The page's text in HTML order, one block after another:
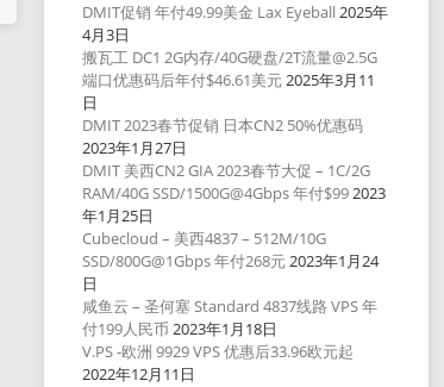
DMIT促销 年付49.99美金 Lax Eyeball 2025年
4月3日
搬瓦工 DC1 2G内存/40G硬盘/2T流量@2.5G
端口优惠码后年付$46.61美元2025年3月11
日
DMIT 2023春节促销 日本CN2 50%优惠码
2023年1月27日
DMIT 美西CN2 GIA 2023春节大促 – 1C/2G
RAM/40G SSD/1500G@4Gbps 年付$992023
年1月25日
Cubecloud – 美西4837 – 512M/10G
SSD/800G@1Gbps 年付268元2023年1月24
日
咸鱼云 – 圣何塞 Standard 4837线路 VPS 年
付199人民币 2023年1月18日
V.PS -欧洲 9929 VPS 优惠后33.96欧元起
2022年12月11日